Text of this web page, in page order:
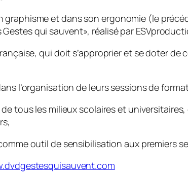
graphisme et dans son ergonomie (le
Gestes qui sauvent», réalisé par
qui doit s’approprier et se doter
l’organisation de leurs sessions de
tous les milieux scolaires et
outil de sensibilisation aux premiers